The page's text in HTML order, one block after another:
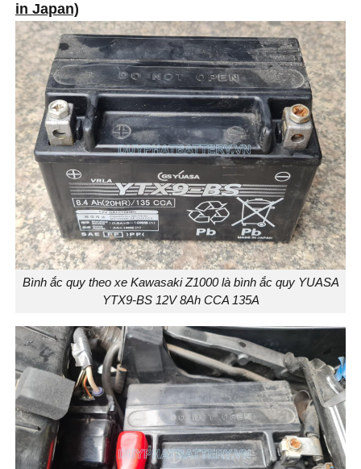
in Japan)
Bình ắc quy theo xe Kawasaki Z1000 là bình ắc quy YUASA
YTX9-BS 12V 8Ah CCA 135A